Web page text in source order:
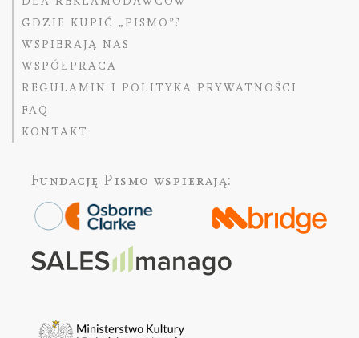
GDZIE KUPIĆ „PISMO”?
WSPIERAJĄ NAS
WSPÓŁPRACA
REGULAMIN I POLITYKA PRYWATNOŚCI
FAQ
KONTAKT
Fundację Pismo wspierają: